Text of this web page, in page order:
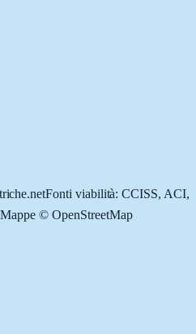
Fonti viabilità: CCISS, ACI,
© OpenStreetMap